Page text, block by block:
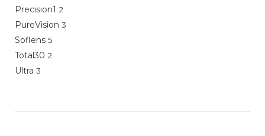
Precision1 2
PureVision 3
Soflens 5
Total30 2
Ultra 3